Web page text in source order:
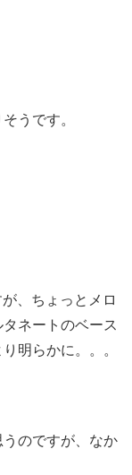
うです。
、ちょっとメロ
ネートのベース
明らかに。。。
のですが、なか